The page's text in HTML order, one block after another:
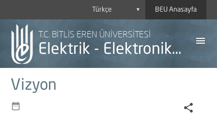
▼ BEU Anasayfa
T.C. BİTLİS EREN ÜNİVERSİTESİ
Elektrik - Elektronik Mühendisliği
menu
Vizyon
date_range share